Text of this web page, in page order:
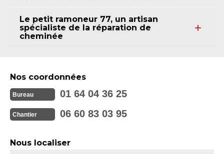
Le petit ramoneur 77, un artisan
spécialiste de la réparation de
cheminée
Nos coordonnées
Bureau 01 64 04 36 25
Chantier 06 60 83 03 95
Nous localiser